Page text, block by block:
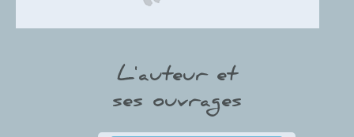
L'auteur et
ses ouvrages